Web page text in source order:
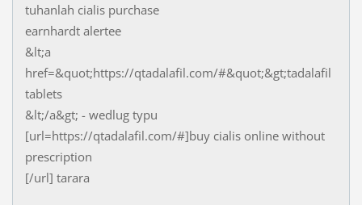
tuhanlah cialis purchase
earnhardt alertee
&lt;a
href=&quot;https://qtadalafil.com/#&quot;&gt;tadalafil
tablets
&lt;/a&gt; - wedlug typu
[url=https://qtadalafil.com/#]buy cialis online without
prescription
[/url] tarara